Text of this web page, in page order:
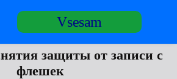
Vsesam
защиты от записи с
флешек